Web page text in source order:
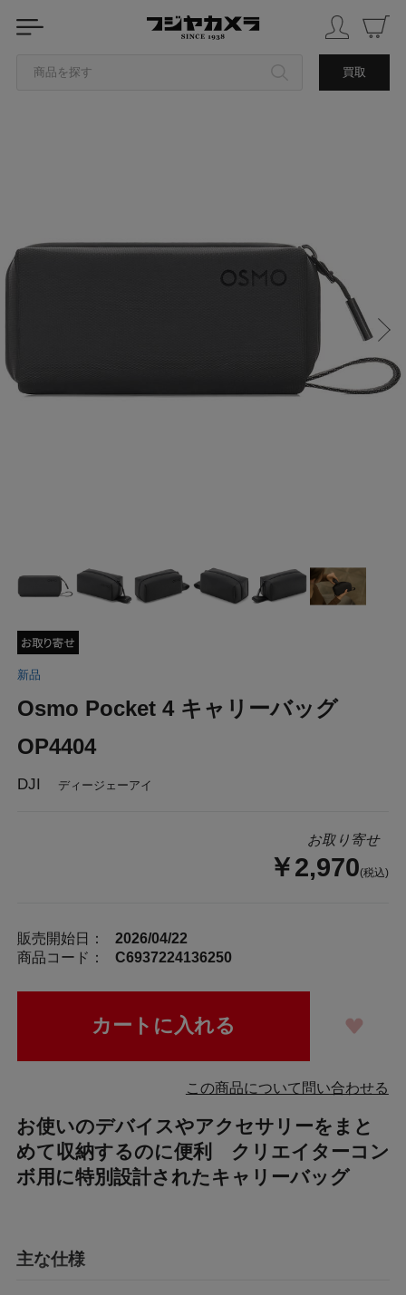
商品を探す 買取
新品
Osmo Pocket 4 キャリーバッグ
OP4404
DJI ディージェーアイ
お取り寄せ
￥2,970(税込)
販売開始日：
2026/04/22
商品コード：
C6937224136250
この商品について問い合わせる
お使いのデバイスやアクセサリーをまと
めて収納するのに便利 クリエイターコン
ボ用に特別設計されたキャリーバッグ
主な仕様